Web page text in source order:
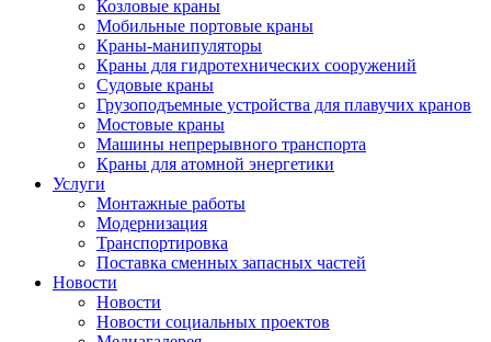
Козловые краны
Мобильные портовые краны
Краны-манипуляторы
Краны для гидротехнических сооружений
Судовые краны
Грузоподъемные устройства для плавучих кранов
Мостовые краны
Машины непрерывного транспорта
Краны для атомной энергетики
Услуги
Монтажные работы
Модернизация
Транспортировка
Поставка сменных запасных частей
Новости
Новости
Новости социальных проектов